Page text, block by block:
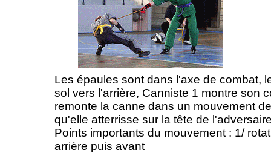
Les épaules sont dans l'axe de combat,
sol vers l'arrière, Canniste 1 montre son
remonte la canne dans un mouvement
qu'elle atterrisse sur la tête de
Points importants du mouvement : 1/
arrière puis avant